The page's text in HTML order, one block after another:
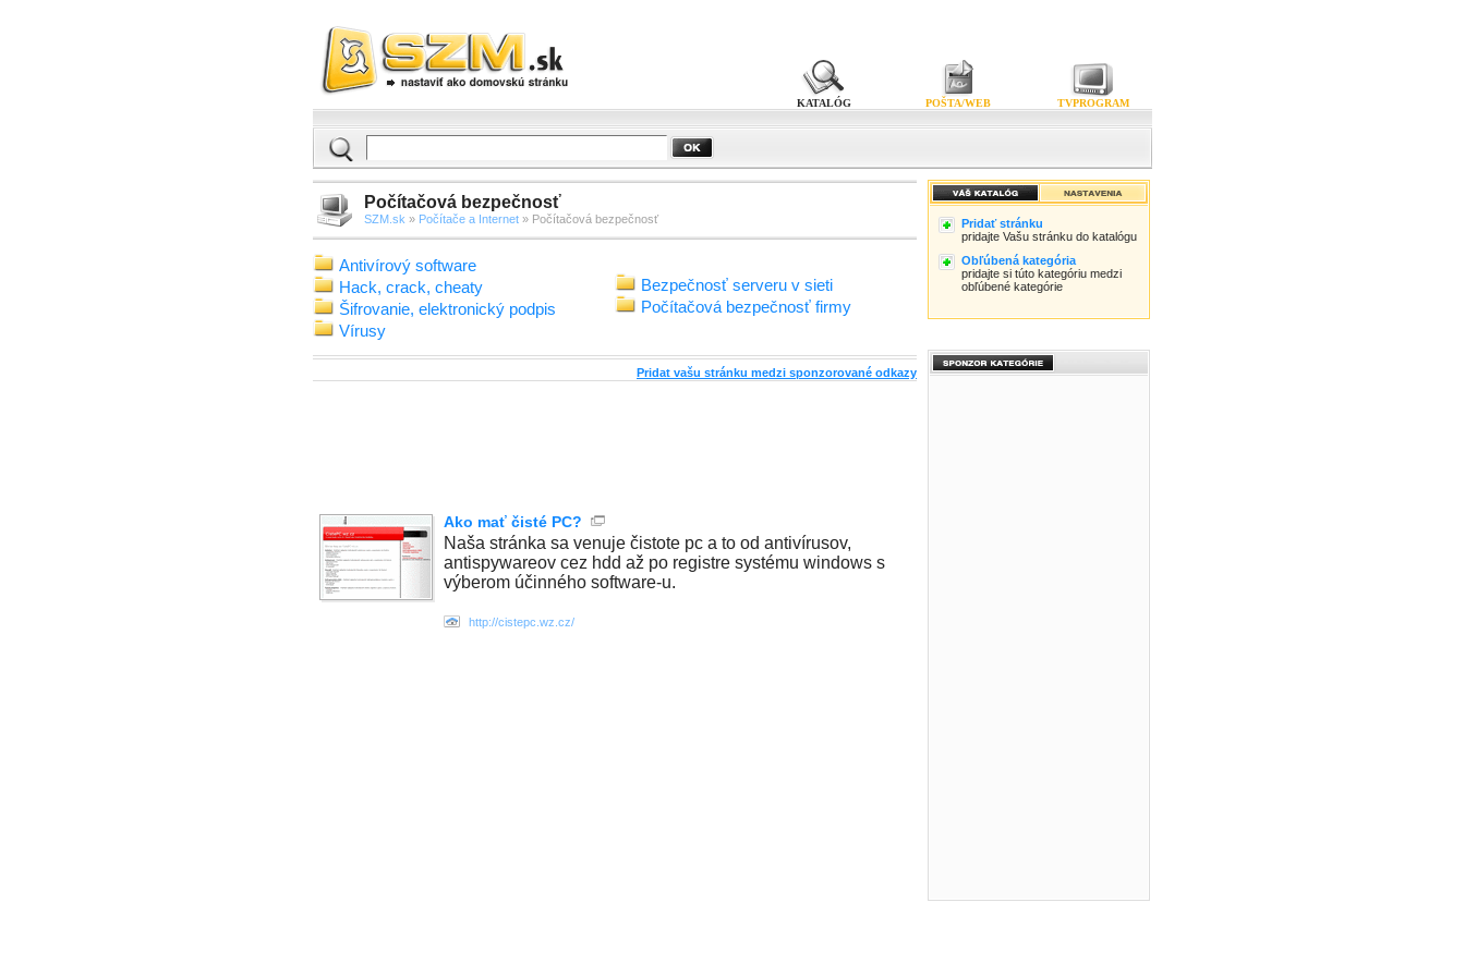
KATALÓG POŠTA/WEB TVPROGRAM
Počítačová bezpečnosť
SZM.sk » Počítače a Internet » Počítačová bezpečnosť
Antivírový software
Hack, crack, cheaty
Šifrovanie, elektronický podpis
Vírusy
Bezpečnosť serveru v sieti
Počítačová bezpečnosť firmy
Pridat vašu stránku medzi sponzorované odkazy
Ako mať čisté PC?
Naša stránka sa venuje čistote pc a to od antivírusov,
antispywareov cez hdd až po registre systému windows s
výberom účinného software-u.
http://cistepc.wz.cz/
Pridať stránku
pridajte Vašu stránku do katalógu
Obľúbená kategória
pridajte si túto kategóriu medzi
obľúbené kategórie